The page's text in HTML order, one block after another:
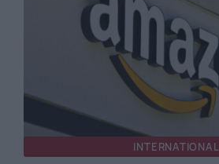
INTERNATIONAL